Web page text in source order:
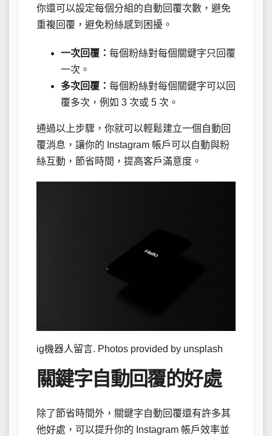
你還可以設定每個分組的自動回覆次數，避免
重複回覆，避免粉絲感到困擾。
一次回覆： 每個粉絲對每個關鍵字只回覆
一次。
多次回覆： 每個粉絲對每個關鍵字可以回
覆多次，例如 3 次或 5 次。
通過以上步驟，你就可以輕鬆建立一個自動回
覆消息，讓你的 Instagram 帳戶可以自動與粉
絲互動，節省時間，提高客戶滿意度。
ig機器人留言. Photos provided by unsplash
關鍵字自動回覆的好處
除了節省時間外，關鍵字自動回覆還有許多其
他好處，可以提升你的 Instagram 帳戶效率並